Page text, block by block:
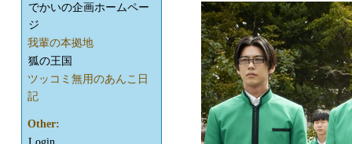
でかいの企画ホームペー
ジ
我輩の本拠地
狐の王国
ツッコミ無用のあんこ日
記
Other: